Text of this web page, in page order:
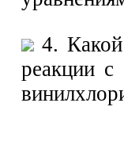
4.
реакции